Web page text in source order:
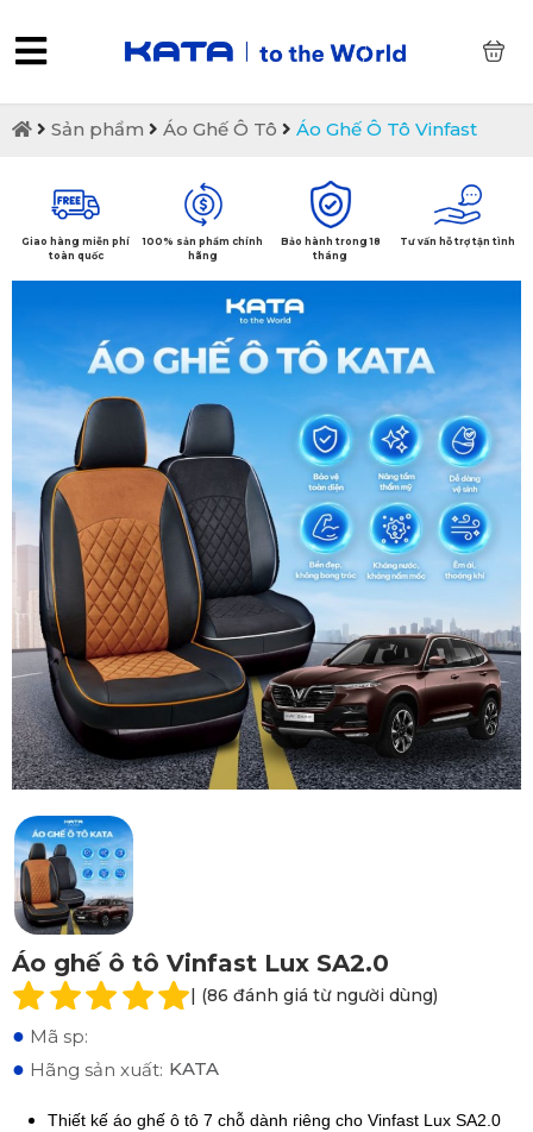
Sản phẩm Áo Ghế Ô Tô Áo Ghế Ô Tô Vinfast
Giao hàng miễn phí
toàn quốc
100% sản phẩm chính
hãng
Bảo hành trong 18
tháng
Tư vấn hỗ trợ tận tình
Áo ghế ô tô Vinfast Lux SA2.0
| (86 đánh giá từ người dùng)
● Mã sp:
● Hãng sản xuất: KATA
Thiết kế áo ghế ô tô 7 chỗ dành riêng cho Vinfast Lux SA2.0